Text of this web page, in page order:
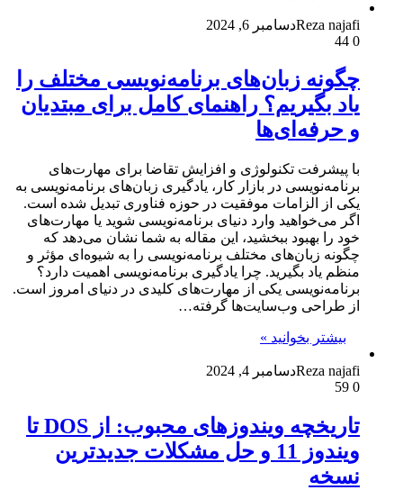
Reza najafiدسامبر 6, 2024
0
چگونه زبان‌های برنامه‌نویسی مختلف را
یاد بگیریم؟ راهنمای کامل برای مبتدیان
و حرفه‌ای‌ها
با پیشرفت تکنولوژی و افزایش تقاضا برای مهارت‌های
برنامه‌نویسی در بازار کار، یادگیری زبان‌های برنامه‌نویسی به
یکی از الزامات موفقیت در حوزه فناوری تبدیل شده است.
اگر می‌خواهید وارد دنیای برنامه‌نویسی شوید یا مهارت‌های
خود را بهبود ببخشید، این مقاله به شما نشان می‌دهد که
چگونه زبان‌های مختلف برنامه‌نویسی را به شیوه‌ای مؤثر و
منظم یاد بگیرید. چرا یادگیری برنامه‌نویسی اهمیت دارد؟
برنامه‌نویسی یکی از مهارت‌های کلیدی در دنیای امروز است.
از طراحی وب‌سایت‌ها گرفته…
بیشتر بخوانید »
Reza najafiدسامبر 4, 2024
0
تاریخچه ویندوزهای محبوب: از DOS تا
ویندوز 11 و حل مشکلات جدیدترین
نسخه